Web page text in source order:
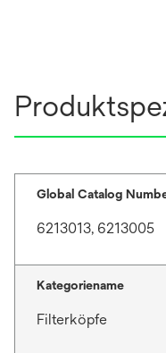
Global Catalog
6213013, 6213005
Kategoriename
Filterköpfe